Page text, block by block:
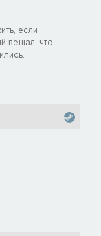
если
вещал, что